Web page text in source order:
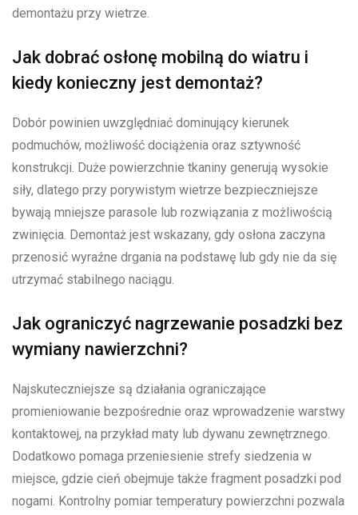
demontażu przy wietrze.
Jak dobrać osłonę mobilną do wiatru i
kiedy konieczny jest demontaż?
Dobór powinien uwzględniać dominujący kierunek
podmuchów, możliwość dociążenia oraz sztywność
konstrukcji. Duże powierzchnie tkaniny generują wysokie
siły, dlatego przy porywistym wietrze bezpieczniejsze
bywają mniejsze parasole lub rozwiązania z możliwością
zwinięcia. Demontaż jest wskazany, gdy osłona zaczyna
przenosić wyraźne drgania na podstawę lub gdy nie da się
utrzymać stabilnego naciągu.
Jak ograniczyć nagrzewanie posadzki bez
wymiany nawierzchni?
Najskuteczniejsze są działania ograniczające
promieniowanie bezpośrednie oraz wprowadzenie warstwy
kontaktowej, na przykład maty lub dywanu zewnętrznego.
Dodatkowo pomaga przeniesienie strefy siedzenia w
miejsce, gdzie cień obejmuje także fragment posadzki pod
nogami. Kontrolny pomiar temperatury powierzchni pozwala